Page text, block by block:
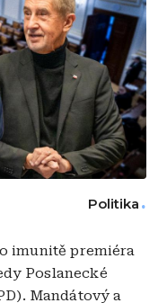
Politika
imunitě premiéra
Poslanecké
Mandátový a